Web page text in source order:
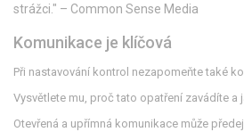
strážci." – Common Sense Media
Komunikace je klíčová
Při nastavování kontrol nezapomeňte také
Vysvětlete mu, proč tato opatření zavádíte a
Otevřená a upřímná komunikace může